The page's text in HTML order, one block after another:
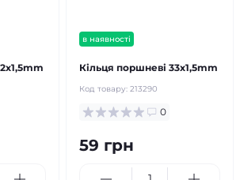
в наявності
Кільця поршневі 33х1,5mm
Код товару: 213290
0
59 грн